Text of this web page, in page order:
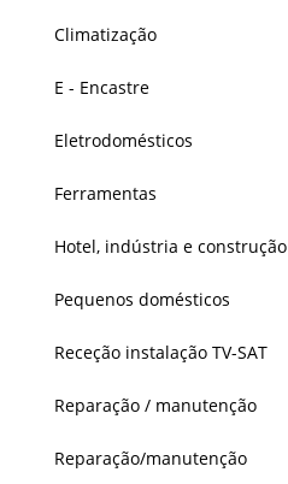
Climatização
E - Encastre
Eletrodomésticos
Ferramentas
Hotel, indústria e construção
Pequenos domésticos
Receção instalação TV-SAT
Reparação / manutenção
Reparação/manutenção